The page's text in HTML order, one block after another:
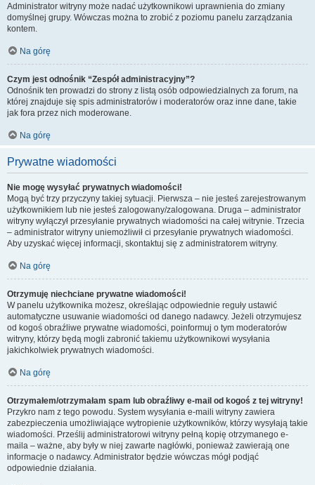
Administrator witryny może nadać użytkownikowi uprawnienia do zmiany
domyślnej grupy. Wówczas można to zrobić z poziomu panelu zarządzania
kontem.
Na górę
Czym jest odnośnik “Zespół administracyjny”?
Odnośnik ten prowadzi do strony z listą osób odpowiedzialnych za forum, na
której znajduje się spis administratorów i moderatorów oraz inne dane, takie
jak fora przez nich moderowane.
Na górę
Prywatne wiadomości
Nie mogę wysyłać prywatnych wiadomości!
Mogą być trzy przyczyny takiej sytuacji. Pierwsza – nie jesteś zarejestrowanym
użytkownikiem lub nie jesteś zalogowany/zalogowana. Druga – administrator
witryny wyłączył przesyłanie prywatnych wiadomości na całej witrynie. Trzecia
– administrator witryny uniemożliwił ci przesyłanie prywatnych wiadomości.
Aby uzyskać więcej informacji, skontaktuj się z administratorem witryny.
Na górę
Otrzymuję niechciane prywatne wiadomości!
W panelu użytkownika możesz, określając odpowiednie reguły ustawić
automatyczne usuwanie wiadomości od danego nadawcy. Jeżeli otrzymujesz
od kogoś obraźliwe prywatne wiadomości, poinformuj o tym moderatorów
witryny, którzy będą mogli zabronić takiemu użytkownikowi wysyłania
jakichkolwiek prywatnych wiadomości.
Na górę
Otrzymałem/otrzymałam spam lub obraźliwy e-mail od kogoś z tej witryny!
Przykro nam z tego powodu. System wysyłania e-maili witryny zawiera
zabezpieczenia umożliwiające wytropienie użytkowników, którzy wysyłają takie
wiadomości. Prześlij administratorowi witryny pełną kopię otrzymanego e-
maila – ważne, aby były w niej zawarte nagłówki, ponieważ zawierają one
informacje o nadawcy. Administrator będzie wówczas mógł podjąć
odpowiednie działania.